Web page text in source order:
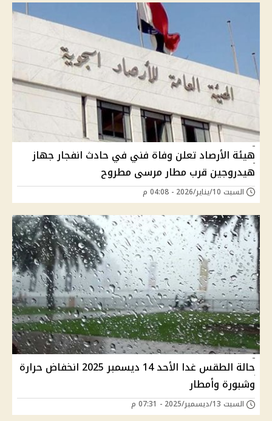
هيئة الأرصاد تعلن وفاة فني في حادث انفجار جهاز
هيدروجين قرب مطار مرسى مطروح
السبت 10/يناير/2026 - 04:08 م
حالة الطقس غدا الأحد 14 ديسمبر 2025 انخفاض حرارة
وشبورة وأمطار
السبت 13/ديسمبر/2025 - 07:31 م